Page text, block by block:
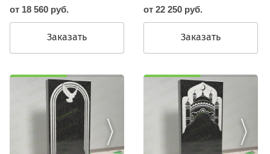
от 18 560 руб.
Заказать
от 22 250 руб.
Заказать